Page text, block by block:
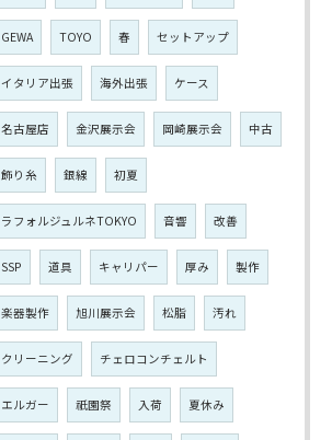
GEWA TOYO 春 セットアップ
イタリア出張 海外出張 ケース
名古屋店 金沢展示会 岡崎展示会 中古
飾り糸 銀線 初夏
ラフォルジュルネTOKYO 音響 改善
SSP 道具 キャリパー 厚み 製作
楽器製作 旭川展示会 松脂 汚れ
クリーニング チェロコンチェルト
エルガー 祇園祭 入荷 夏休み